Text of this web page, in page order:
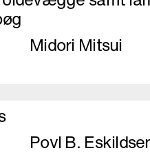
Midori Mitsui
Povl B.